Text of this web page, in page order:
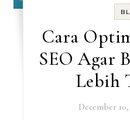
Cara
SEO Agar
Lebih
December 10,